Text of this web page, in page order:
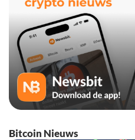
Bitcoin Nieuws